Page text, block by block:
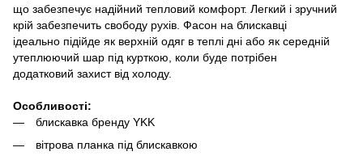
що забезпечує надійний тепловий комфорт. Легкий і зручний
крій забезпечить свободу рухів. Фасон на блискавці
ідеально підійде як верхній одяг в теплі дні або як середній
утеплюючий шар під курткою, коли буде потрібен
додатковий захист від холоду.
Особливості:
блискавка бренду YKK
вітрова планка під блискавкою